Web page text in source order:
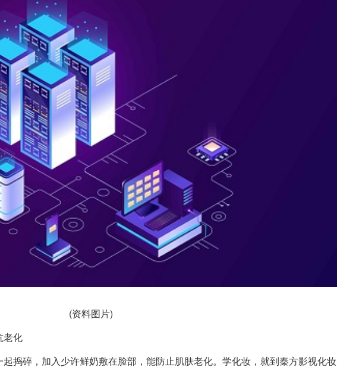
(资料图片)
化
捣碎，加入少许鲜奶敷在脸部，能防止肌肤老化。学化妆，就到秦方影视化妆